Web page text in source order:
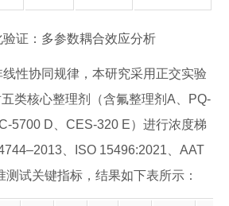
证：多参数耦合效应分析
性协同规律，本研究采用正交实验
五类核心整理剂（含氟整理剂A、PQ-
5700 D、CES-320 E）进行浓度梯
、ISO 15496:2021、AAT
试关键指标，结果如下表所示：